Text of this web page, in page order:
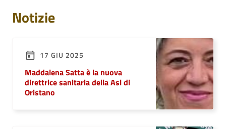
Notizie
17 GIU 2025
Maddalena Satta è la nuova
direttrice sanitaria della Asl di
Oristano